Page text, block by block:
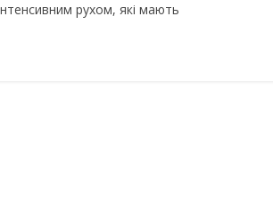
рухом, які мають